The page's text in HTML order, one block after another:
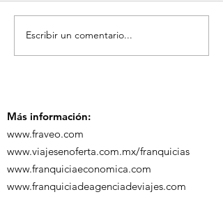
TourTravelynByFraveo
participó en la
Escribir un comentario...
Más información:
www.fraveo.com
www.viajesenoferta.com.mx/franquicias
www.franquiciaeconomica.com
www.franquiciadeagenciadeviajes.com